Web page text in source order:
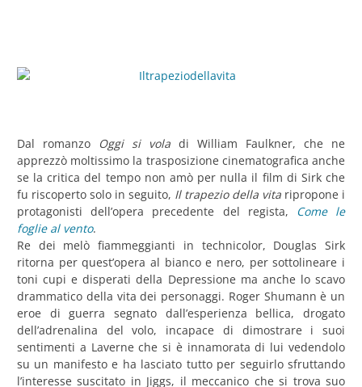
Dal romanzo Oggi si vola di William Faulkner, che ne
apprezzò moltissimo la trasposizione cinematografica anche
se la critica del tempo non amò per nulla il film di Sirk che
fu riscoperto solo in seguito, Il trapezio della vita ripropone i
protagonisti dell’opera precedente del regista, Come le
foglie al vento.
Re dei melò fiammeggianti in technicolor, Douglas Sirk
ritorna per quest’opera al bianco e nero, per sottolineare i
toni cupi e disperati della Depressione ma anche lo scavo
drammatico della vita dei personaggi. Roger Shumann è un
eroe di guerra segnato dall’esperienza bellica, drogato
dell’adrenalina del volo, incapace di dimostrare i suoi
sentimenti a Laverne che si è innamorata di lui vedendolo
su un manifesto e ha lasciato tutto per seguirlo sfruttando
l’interesse suscitato in Jiggs, il meccanico che si trova suo